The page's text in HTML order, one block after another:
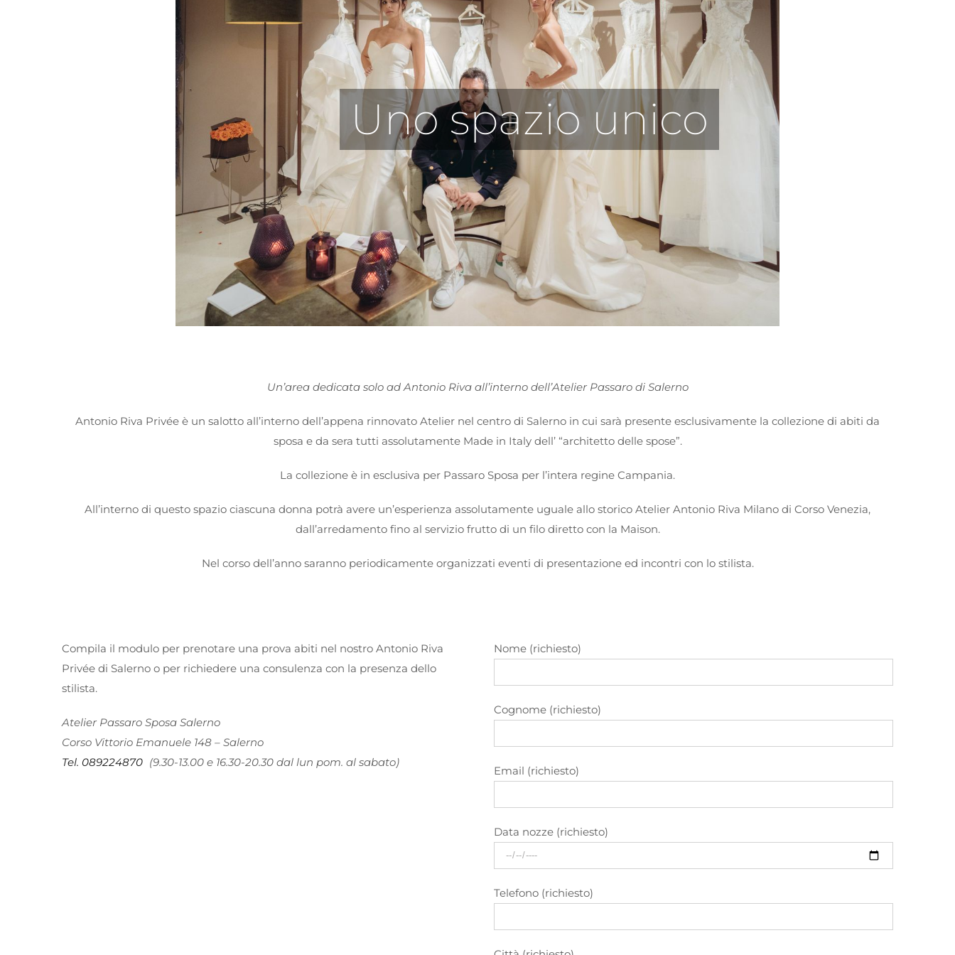
Un’area dedicata solo ad Antonio Riva all’interno dell’Atelier Passaro di Salerno
Antonio Riva Privée è un salotto all’interno dell’appena rinnovato Atelier nel centro di Salerno in cui sarà presente esclusivamente la collezione di abiti da
sposa e da sera tutti assolutamente Made in Italy dell’ “architetto delle spose”.
La collezione è in esclusiva per Passaro Sposa per l’intera regine Campania.
All’interno di questo spazio ciascuna donna potrà avere un’esperienza assolutamente uguale allo storico Atelier Antonio Riva Milano di Corso Venezia,
dall’arredamento fino al servizio frutto di un filo diretto con la Maison.
Nel corso dell’anno saranno periodicamente organizzati eventi di presentazione ed incontri con lo stilista.
Compila il modulo per prenotare una prova abiti nel nostro Antonio Riva
Privée di Salerno o per richiedere una consulenza con la presenza dello
stilista.
Atelier Passaro Sposa Salerno
Corso Vittorio Emanuele 148 – Salerno
Tel. 089224870 (9.30-13.00 e 16.30-20.30 dal lun pom. al sabato)
Nome (richiesto)
Cognome (richiesto)
Email (richiesto)
Data nozze (richiesto)
Telefono (richiesto)